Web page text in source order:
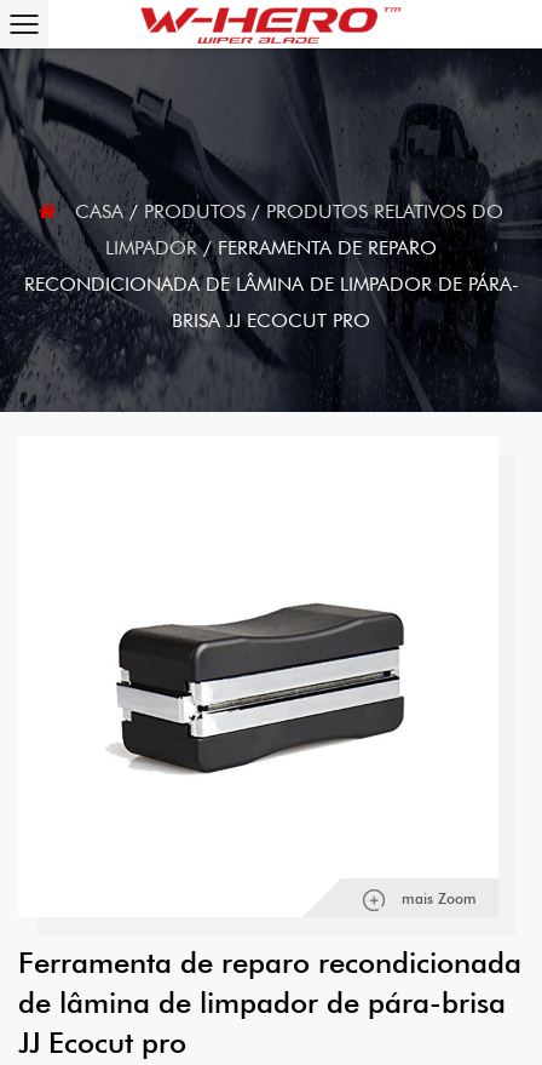
CASA/PRODUTOS/ PRODUTOS RELATIVOS DO
LIMPADOR/FERRAMENTA DE REPARO
RECONDICIONADA DE LÂMINA DE LIMPADOR DE PÁRA-
BRISA JJ ECOCUT PRO
mais Zoom
Ferramenta de reparo recondicionada
de lâmina de limpador de pára-brisa
JJ Ecocut pro